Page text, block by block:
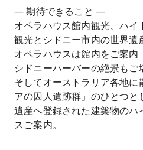
— 期待できること —
オペラハウス館内観光、ハ
観光とシドニー市内の世界遺
オペラハウスは館内をご案内
シドニーハーバーの絶景もご
そしてオーストラリア各地に
アの囚人遺跡群」のひとつ
遺産へ登録された建築物のハ
スご案内。